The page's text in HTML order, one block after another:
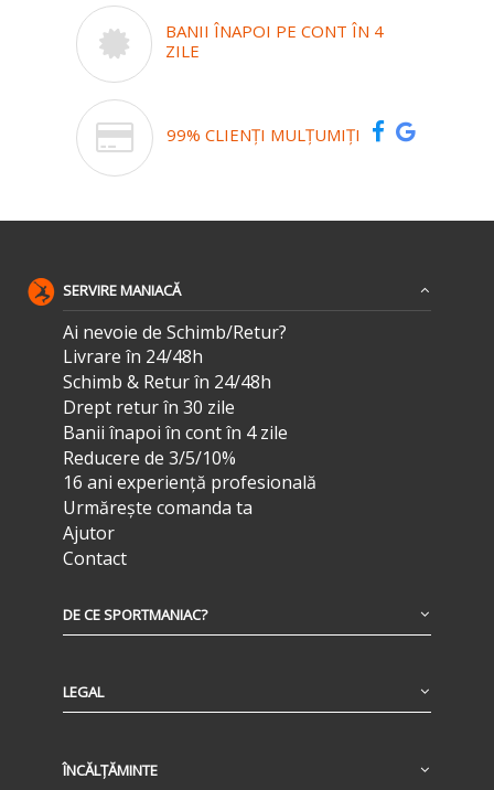
BANII ÎNAPOI PE CONT ÎN 4
ZILE
99% CLIENȚI MULȚUMIȚI
SERVIRE MANIACĂ
Ai nevoie de Schimb/Retur?
Livrare în 24/48h
Schimb & Retur în 24/48h
Drept retur în 30 zile
Banii înapoi în cont în 4 zile
Reducere de 3/5/10%
16 ani experiență profesională
Urmărește comanda ta
Ajutor
Contact
DE CE SPORTMANIAC?
LEGAL
ÎNCĂLȚĂMINTE